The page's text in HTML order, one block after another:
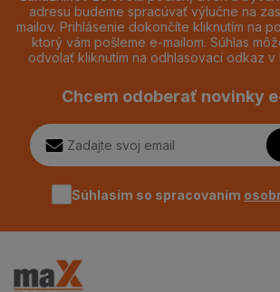
adresu budeme spracúvať výlučne na
mailov. Prihlásenie dokončíte kliknutím na
ktorý vám pošleme e-mailom. Súhlas
odvolať kliknutím na odhlasovací odkaz v
Chcem odoberať novinky
Súhlasím so spracovaním